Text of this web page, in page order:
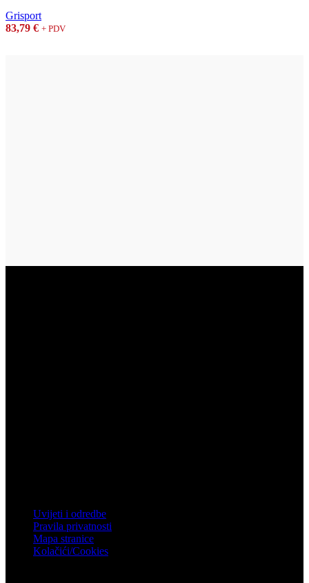
Grisport
83,79 € + PDV
Uvijeti i odredbe
Pravila privatnosti
Mapa stranice
Kolačići/Cookies